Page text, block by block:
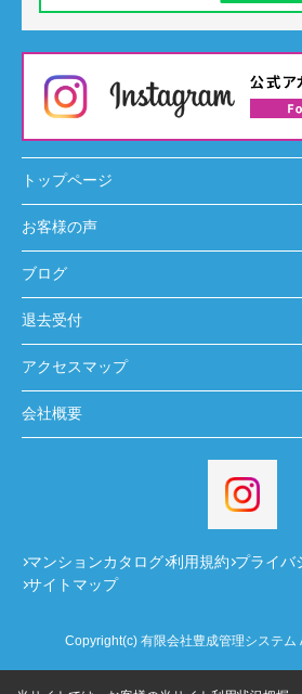
トップページ
お客様の声
ブログ
退去受付
アクセスマップ
会社概要
マンションカタログ 利用規約 プライバ
サイトマップ
Copyright(c) 有限会社豊成管理システム